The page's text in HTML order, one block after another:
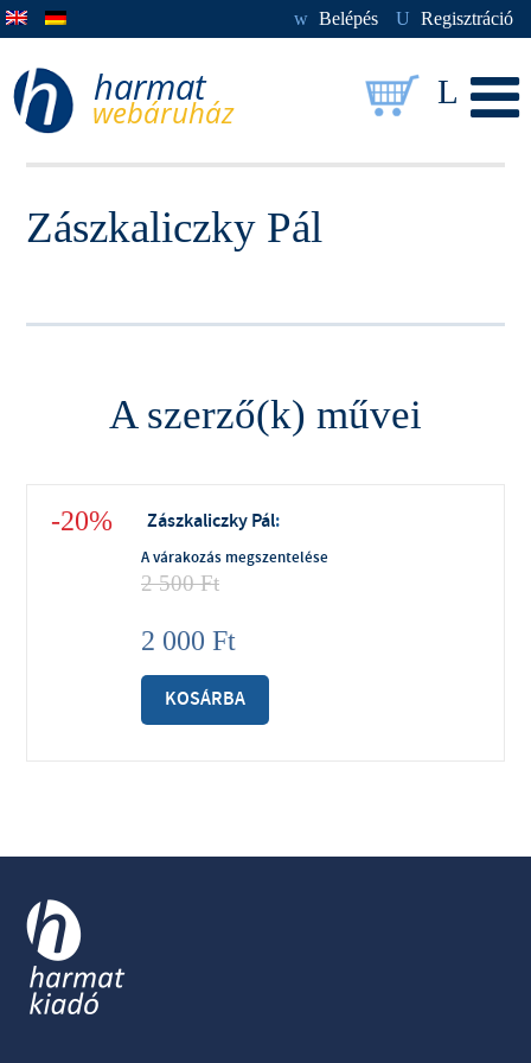
w Belépés U Regisztráció
L
Zászkaliczky Pál
A szerző(k) művei
-20% Zászkaliczky Pál:
A várakozás megszentelése
2 500Ft
2 000 Ft
KOSÁRBA